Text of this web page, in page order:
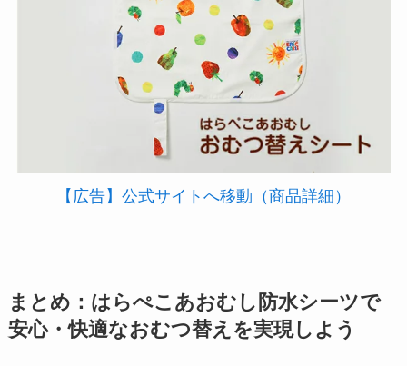
【広告】公式サイトへ移動（商品詳細）
まとめ：はらぺこあおむし防水シーツで
安心・快適なおむつ替えを実現しよう